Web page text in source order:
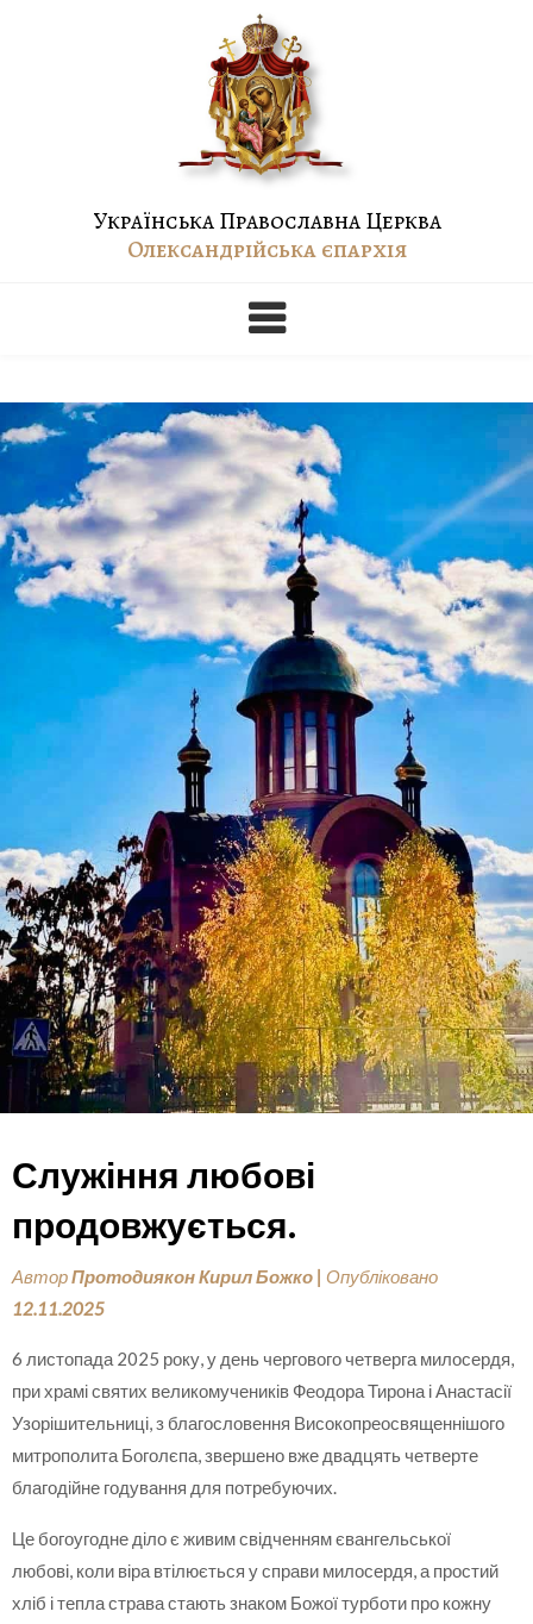
Українська Православна Церква
Олександрійська єпархія
Служіння любові
продовжується.
АвторПротодиякон Кирил Божко | Опубліковано
12.11.2025
6 листопада 2025 року, у день чергового четверга милосердя,
при храмі святих великомучеників Феодора Тирона і Анастасії
Узорішительниці, з благословення Високопреосвященнішого
митрополита Боголєпа, звершено вже двадцять четверте
благодійне годування для потребуючих.
Це богоугодне діло є живим свідченням євангельської
любові, коли віра втілюється у справи милосердя, а простий
хліб і тепла страва стають знаком Божої турботи про кожну